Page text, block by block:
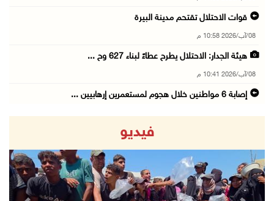
قوات الاحتلال تقتحم مدينة البيرة
08/آب/2026 10:58 م
هيئة الجدار: الاحتلال يطرح عطاءً لبناء 627 وح ...
08/آب/2026 10:41 م
إصابة 6 مواطنين خلال هجوم لمستعمرين إرهابيين ...
الاحتلال يحتجز مواطنين من طمون ومخيم الفارعة
08/آب/2026 09:33 م
الاحتلال يقتحم قرية المغير شمال شرق رام الله
08/آب/2026 09:32 م
فيديو